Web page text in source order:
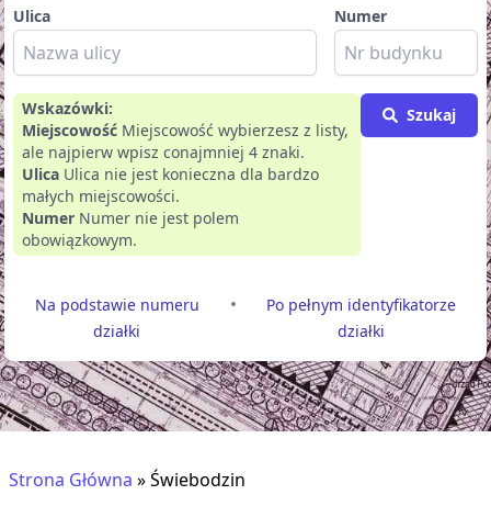
Ulica Numer
Wskazówki:
Miejscowość Miejscowość wybierzesz z listy,
ale najpierw wpisz conajmniej 4 znaki.
Ulica Ulica nie jest konieczna dla bardzo
małych miejscowości.
Numer Numer nie jest polem
obowiązkowym.
Szukaj
Na podstawie numeru
działki
•
Po pełnym identyfikatorze
działki
Strona Główna »Świebodzin